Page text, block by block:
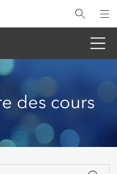
des cours